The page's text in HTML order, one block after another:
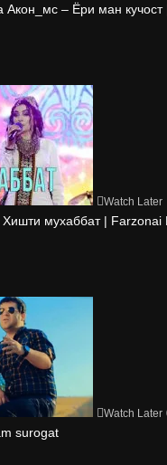
Акон_мс – Ёри ман
Watch Later
мухаббат | Farzonai
Watch Later
surogat